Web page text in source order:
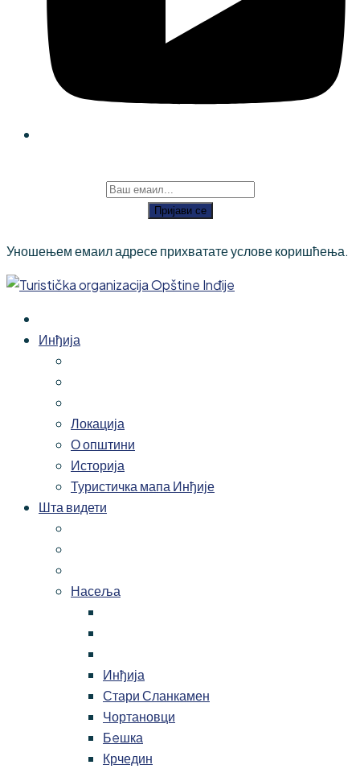
Пријави се
Уношењем емаил адресе прихватате услове коришћења.
Инђија
Локација
О општини
Историја
Туристичка мапа Инђије
Шта видети
Насеља
Инђија
Стари Сланкамен
Чортановци
Бeшка
Крчедин